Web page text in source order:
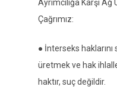
Ayrımcılığa Karşı
Çağrımız:
● İnterseks
üretmek ve hak
haktır, suç değildir.